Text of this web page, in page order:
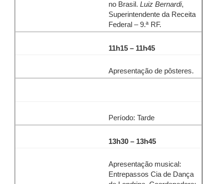
no Brasil. Luiz Bernardi,
Superintendente da Receita
Federal – 9.ª RF.
11h15 – 11h45
Apresentação de pôsteres.
Período: Tarde
13h30 – 13h45
Apresentação musical:
Entrepassos Cia de Dança